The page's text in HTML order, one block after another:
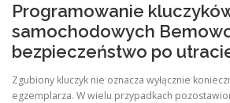
Programowanie
samochodowych
bezpieczeństwo po
Zgubiony kluczyk nie oznacza wyłącznie
egzemplarza. W wielu przypadkach